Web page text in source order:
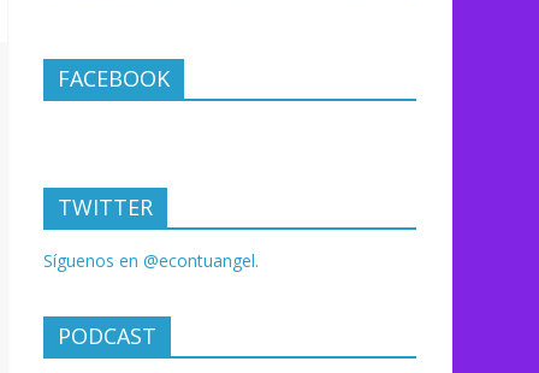
FACEBOOK
TWITTER
Síguenos en @econtuangel.
PODCAST